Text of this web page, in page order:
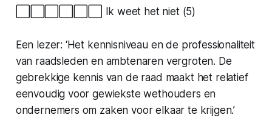
⬜️⬜️⬜️⬜️⬜️⬜️ Ik weet het niet (5)
Een lezer: ‘Het kennisniveau en de professionaliteit
van raadsleden en ambtenaren vergroten. De
gebrekkige kennis van de raad maakt het relatief
eenvoudig voor gewiekste wethouders en
ondernemers om zaken voor elkaar te krijgen.’